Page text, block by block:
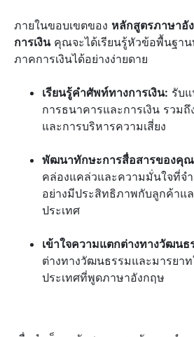
ภายในขอบเขตของ หลักสูตรภาษาอั
การเงินคุณจะได้เรียนรู้หัวข้อพื้นฐาน
ภาคการเงินได้อย่างง่ายดาย
เรียนรู้คำศัพท์ทางการเงิน: รับ
การธนาคารและการเงิน รวม
และการบริหารความเสี่ยง
พัฒนาทักษะการสื่อสารของคุ
คล่องแคล่วและความมั่นใจที่จ
อย่างมีประสิทธิภาพกับลูกค้าแ
ประเทศ
เข้าใจความแตกต่างทางวัฒนธ
ต่างทางวัฒนธรรมและมารยา
ประเทศที่พูดภาษาอังกฤษ